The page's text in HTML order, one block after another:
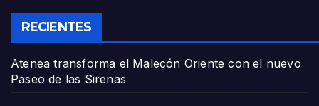
RECIENTES
Atenea transforma el Malecón Oriente con el nuevo
Paseo de las Sirenas